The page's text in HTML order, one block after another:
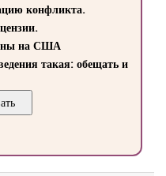
конфликта.
на США
такая: обещать и